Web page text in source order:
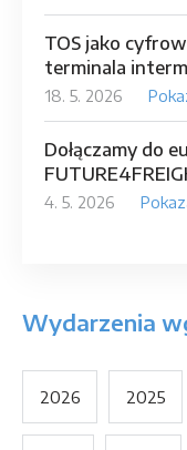
TOS jako
terminala
18. 5. 2026
Dołączamy do
4. 5. 2026
Wydarzenia
2026 2025